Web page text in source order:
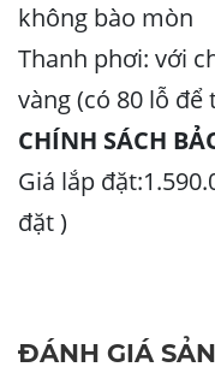
không bào mòn
Thanh phơi: với
vàng (có 80 lỗ để
CHÍNH SÁCH
Giá lắp
đặt )
ĐÁNH GIÁ